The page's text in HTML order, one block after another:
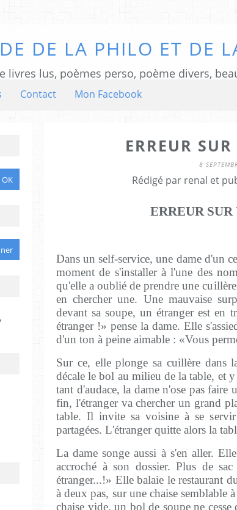
DE LA PHILO ET DE
livres lus, poèmes perso, poème divers,
Contact Mon Facebook
ERREUR
8
Rédigé par renal et
ERREUR SUR
Dans un self-service, une dame d'un
moment de s'installer à l'une des
qu'elle a oublié de prendre une
en chercher une. Une mauvaise
devant sa soupe, un étranger est
étranger !» pense la dame. Elle
d'un ton à peine aimable : «Vous
Sur ce, elle plonge sa cuillère dans
décale le bol au milieu de la table, et
tant d'audace, la dame n'ose pas faire
fin, l'étranger va chercher un grand
table. Il invite sa voisine à se
partagées. L'étranger quitte alors la
La dame songe aussi à s'en aller.
accroché à son dossier. Plus de
étranger...!» Elle balaie le restaurant
à deux pas, sur une chaise semblable
chaise vide, un bol de soupe ne